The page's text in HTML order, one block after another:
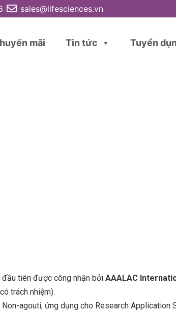
sales@lifesciences.vn
mãi Tin tức
Tuyển
tiên được công nhận bởi AAALAC
trách nhiệm).
agouti, ứng dụng cho Research Application